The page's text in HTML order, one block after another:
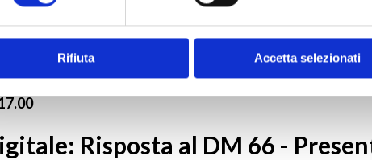
Rifiuta Accetta selezionati
webinar dedicato alle proposte formative che il
i corsi offerti, i partner coinvolti e le modalità di
Risposta al DM 66 -